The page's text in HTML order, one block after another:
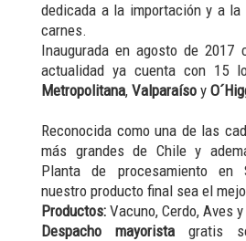
dedicada a la importación y a
carnes.
Inaugurada en agosto de
actualidad ya cuenta con 15
Metropolitana, Valparaíso y
Reconocida como una de las
más grandes de Chile y
Planta de procesamiento en
nuestro producto final sea el
Productos: Vacuno, Cerdo, Aves
Despacho mayorista gratis